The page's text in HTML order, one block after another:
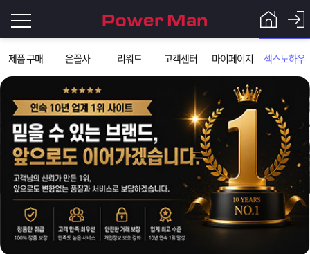
제품 구매 은꼴사 리워드 고객센터 마이페이지 섹스노하우
그
인
이
필
요
니
로
Q&A
파
워
제
입금확인이 안되는 상황을 대비해 꼭 입금후 고객센터 연락바랍니다.
[2026구정 연휴]설 연휴 배송 및 휴무 안내